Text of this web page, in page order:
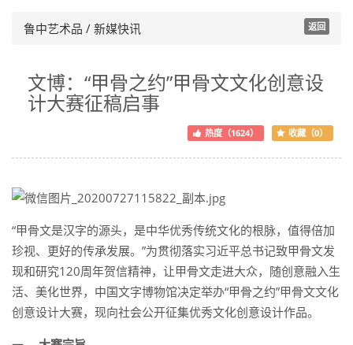
鲁中艺术品 / 新媒快讯 返回
文博：“甲骨之约”甲骨文文化创意设
计大赛征稿启事
热度（1624） 收藏（0）
“甲骨文是汉字的源头，是中华优秀传统文化的根脉，值得倍加
珍视、更好的传承发展。”为贯彻落实习近平总书记致甲骨文发
现和研究120周年贺信精神，让甲骨文走进大众，随创意融入生
活、美化世界，中国文字博物馆决定举办“甲骨之约”甲骨文文化
创意设计大赛，现向社会公开征集优秀文化创意设计作品。